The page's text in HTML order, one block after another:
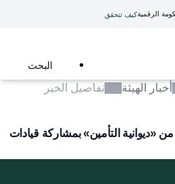
الرقميةكيف تتحقق
البحث
أخبار الهيئة تفاصيل الخبر
«ديوانية التأمين» بمشاركة قيادات